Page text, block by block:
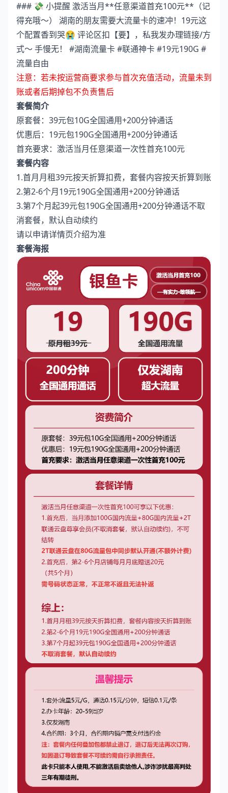
### 💸 小提醒 激活当月**任意渠道首充100元**（记
得充哦～） 湖南的朋友需要大流量卡的速冲！19元这
个配置香到哭😭 评论区扣【要】，私我发办理链接/方
式～ 手慢无！ #湖南流量卡 #联通神卡 #19元190G #
流量自由
注意：若未按运营商要求参与首次充值活动，流量未到
账或者后期掉包不负责售后
套餐简介
原套餐：39元包10G全国通用+200分钟通话
优惠后：19元包190G全国通用+200分钟通话
首充要求：激活当月任意渠道一次性首充100元
套餐内容
1.首月月租39元按天折算扣费，套餐内容按天折算到账
2.第2-6个月19元190G全国通用+200分钟通话
3.第7个月起39元包190G全国通用+200分钟通话不取
消套餐，默认自动续约
请以申请详情页介绍为准
套餐海报